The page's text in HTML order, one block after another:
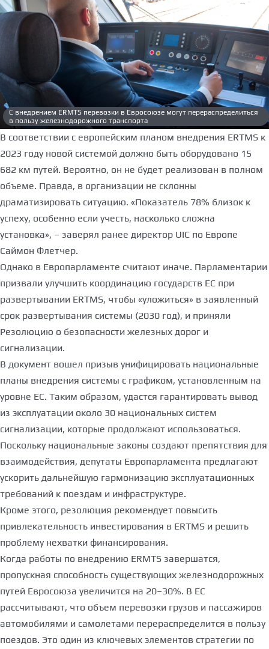
С внедрением ERMTS перевозки в Евросоюзе могут перераспределиться
в пользу железнодорожного транспорта
В соответствии с европейским планом внедрения ERTMS к
2023 году новой системой должно быть оборудовано 15
682 км путей. Вероятно, он не будет реализован в полном
объеме. Правда, в организации не склонны
драматизировать ситуацию. «Показатель 78% близок к
успеху, особенно если учесть, насколько сложна
установка», – заверял ранее директор UIC по Европе
Саймон Флетчер.
Однако в Европарламенте считают иначе. Парламентарии
призвали улучшить координацию государств ЕС при
развертывании ERTMS, чтобы «уложиться» в заявленный
срок развертывания системы (2030 год), и приняли
Резолюцию о безопасности железных дорог и
сигнализации.
В документ вошел призыв унифицировать национальные
планы внедрения системы с графиком, установленным на
уровне ЕС. Таким образом, удастся гарантировать вывод
из эксплуатации около 30 национальных систем
сигнализации, которые продолжают использоваться.
Поскольку национальные законы создают препятствия для
взаимодействия, депутаты Европарламента предлагают
ускорить дальнейшую гармонизацию эксплуатационных
требований к поездам и инфраструктуре.
Кроме этого, резолюция рекомендует повысить
привлекательность инвестирования в ERTMS и решить
проблему нехватки финансирования.
Когда работы по внедрению ERMTS завершатся,
пропускная способность существующих железнодорожных
путей Евросоюза увеличится на 20–30%. В ЕС
рассчитывают, что объем перевозки грузов и пассажиров
автомобилями и самолетами перераспределится в пользу
поездов. Это один из ключевых элементов стратегии по